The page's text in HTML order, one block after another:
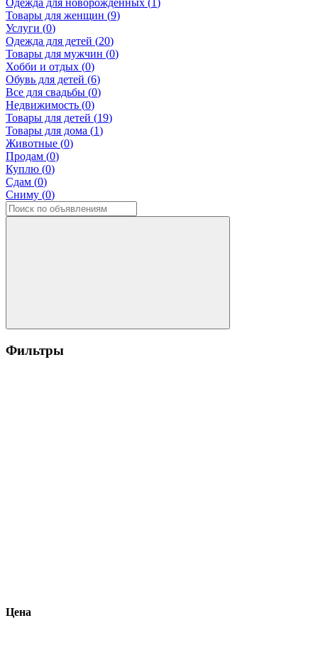
Одежда для новорожденных (1)
Товары для женщин (9)
Услуги (0)
Одежда для детей (20)
Товары для мужчин (0)
Хобби и отдых (0)
Обувь для детей (6)
Все для свадьбы (0)
Недвижимость (0)
Товары для детей (19)
Товары для дома (1)
Животные (0)
Продам (0)
Куплю (0)
Сдам (0)
Сниму (0)
Фильтры
Цена